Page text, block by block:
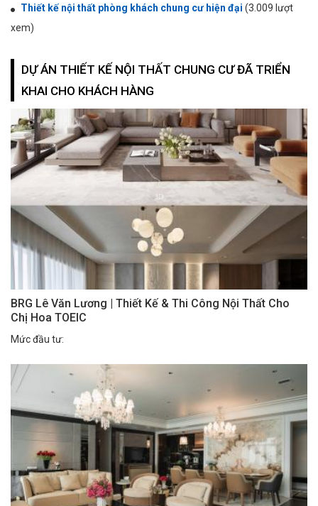
Thiết kế nội thất phòng khách chung cư hiện đại (3.009 lượt
xem)
DỰ ÁN THIẾT KẾ NỘI THẤT CHUNG CƯ ĐÃ TRIỂN
KHAI CHO KHÁCH HÀNG
BRG Lê Văn Lương | Thiết Kế & Thi Công Nội Thất Cho
Chị Hoa TOEIC
Mức đầu tư: